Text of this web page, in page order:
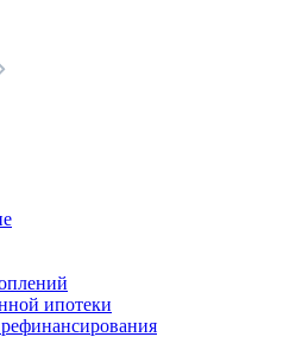
ипотеки